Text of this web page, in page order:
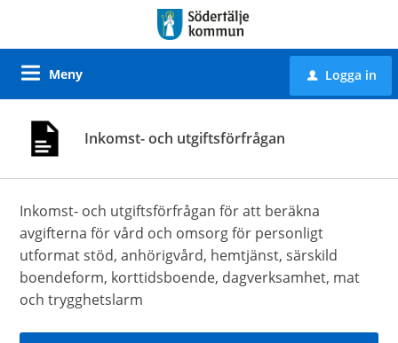
Meny u Logga in
Inkomst- och utgiftsförfrågan
Inkomst- och utgiftsförfrågan för att beräkna
avgifterna för vård och omsorg för personligt
utformat stöd, anhörigvård, hemtjänst, särskild
boendeform, korttidsboende, dagverksamhet, mat
och trygghetslarm